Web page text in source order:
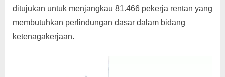
ditujukan untuk menjangkau 81.466 pekerja rentan yang
membutuhkan perlindungan dasar dalam bidang
ketenagakerjaan.